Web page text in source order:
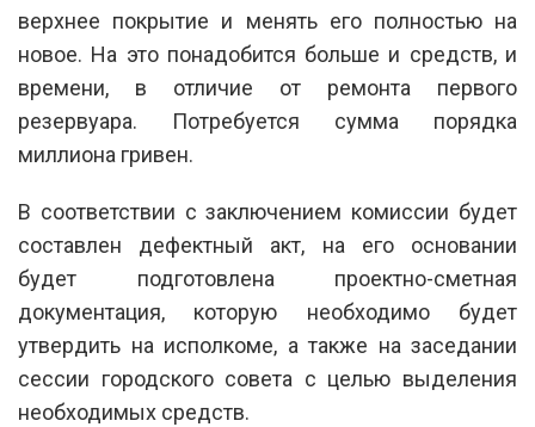
верхнее покрытие и менять его полностью на
новое. На это понадобится больше и средств, и
времени, в отличие от ремонта первого
резервуара. Потребуется сумма порядка
миллиона гривен.
В соответствии с заключением комиссии будет
составлен дефектный акт, на его основании
будет подготовлена проектно-сметная
документация, которую необходимо будет
утвердить на исполкоме, а также на заседании
сессии городского совета с целью выделения
необходимых средств.